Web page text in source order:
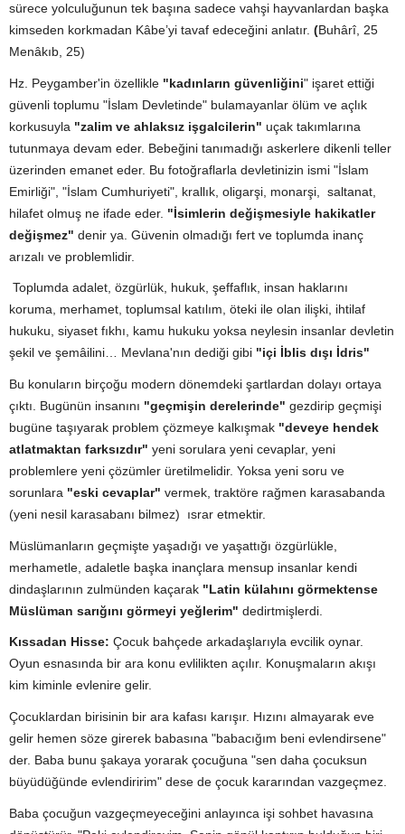
sürece yolculuğunun tek başına sadece vahşi hayvanlardan başka
kimseden korkmadan Kâbe’yi tavaf edeceğini anlatır. (Buhârî, 25
Menâkıb, 25)
Hz. Peygamber'in özellikle "kadınların güvenliğini" işaret ettiği
güvenli toplumu "İslam Devletinde" bulamayanlar ölüm ve açlık
korkusuyla "zalim ve ahlaksız işgalcilerin" uçak takımlarına
tutunmaya devam eder. Bebeğini tanımadığı askerlere dikenli teller
üzerinden emanet eder. Bu fotoğraflarla devletinizin ismi "İslam
Emirliği", "İslam Cumhuriyeti", krallık, oligarşi, monarşi, saltanat,
hilafet olmuş ne ifade eder. "İsimlerin değişmesiyle hakikatler
değişmez" denir ya. Güvenin olmadığı fert ve toplumda inanç
arızalı ve problemlidir.
Toplumda adalet, özgürlük, hukuk, şeffaflık, insan haklarını
koruma, merhamet, toplumsal katılım, öteki ile olan ilişki, ihtilaf
hukuku, siyaset fıkhı, kamu hukuku yoksa neylesin insanlar devletin
şekil ve şemâilini… Mevlana'nın dediği gibi "içi İblis dışı İdris"
Bu konuların birçoğu modern dönemdeki şartlardan dolayı ortaya
çıktı. Bugünün insanını "geçmişin derelerinde" gezdirip geçmişi
bugüne taşıyarak problem çözmeye kalkışmak "deveye hendek
atlatmaktan farksızdır" yeni sorulara yeni cevaplar, yeni
problemlere yeni çözümler üretilmelidir. Yoksa yeni soru ve
sorunlara "eski cevaplar" vermek, traktöre rağmen karasabanda
(yeni nesil karasabanı bilmez) ısrar etmektir.
Müslümanların geçmişte yaşadığı ve yaşattığı özgürlükle,
merhametle, adaletle başka inançlara mensup insanlar kendi
dindaşlarının zulmünden kaçarak "Latin külahını görmektense
Müslüman sarığını görmeyi yeğlerim" dedirtmişlerdi.
Kıssadan Hisse: Çocuk bahçede arkadaşlarıyla evcilik oynar.
Oyun esnasında bir ara konu evlilikten açılır. Konuşmaların akışı
kim kiminle evlenire gelir.
Çocuklardan birisinin bir ara kafası karışır. Hızını almayarak eve
gelir hemen söze girerek babasına "babacığım beni evlendirsene"
der. Baba bunu şakaya yorarak çocuğuna "sen daha çocuksun
büyüdüğünde evlendiririm" dese de çocuk kararından vazgeçmez.
Baba çocuğun vazgeçmeyeceğini anlayınca işi sohbet havasına